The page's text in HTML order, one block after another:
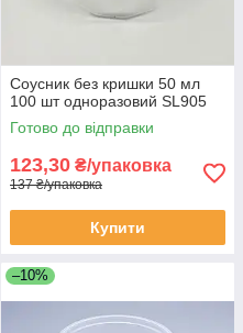
Соусник без кришки 50 мл
100 шт одноразовий SL905
Готово до відправки
123,30 ₴/упаковка
137 ₴/упаковка
Купити
–10%